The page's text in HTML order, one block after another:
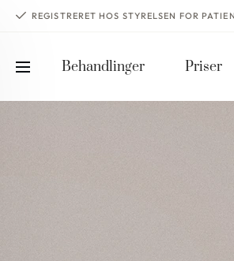
REGISTRERET HOS STYRELSEN FOR
Behandlinger Priser